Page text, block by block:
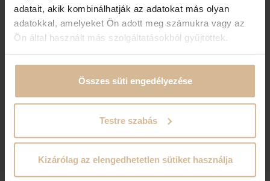
adatait, akik kombinálhatják az adatokat más olyan
adatokkal, amelyeket Ön adott meg számukra vagy az
Ön által használt más szolgáltatásokból gyűjtöttek.
Összes süti engedélyezése
Testre szabás
Kizárólag az elengedhetetlen sütiket használja
1 éj
számát!
1. szoba